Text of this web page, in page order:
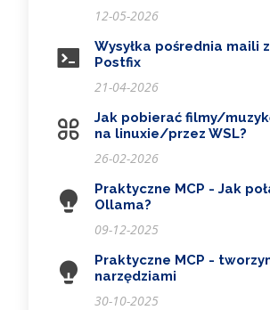
12-05-2026
Wysyłka pośrednia maili
Postfix
21-04-2026
Jak pobierać filmy/
na linuxie/przez WSL?
26-02-2026
Praktyczne MCP - Jak
Ollama?
09-12-2025
Praktyczne MCP -
narzędziami
30-10-2025